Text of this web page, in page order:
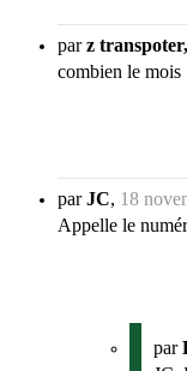
parz
combien le mois
parJC, 18
Appelle le
par